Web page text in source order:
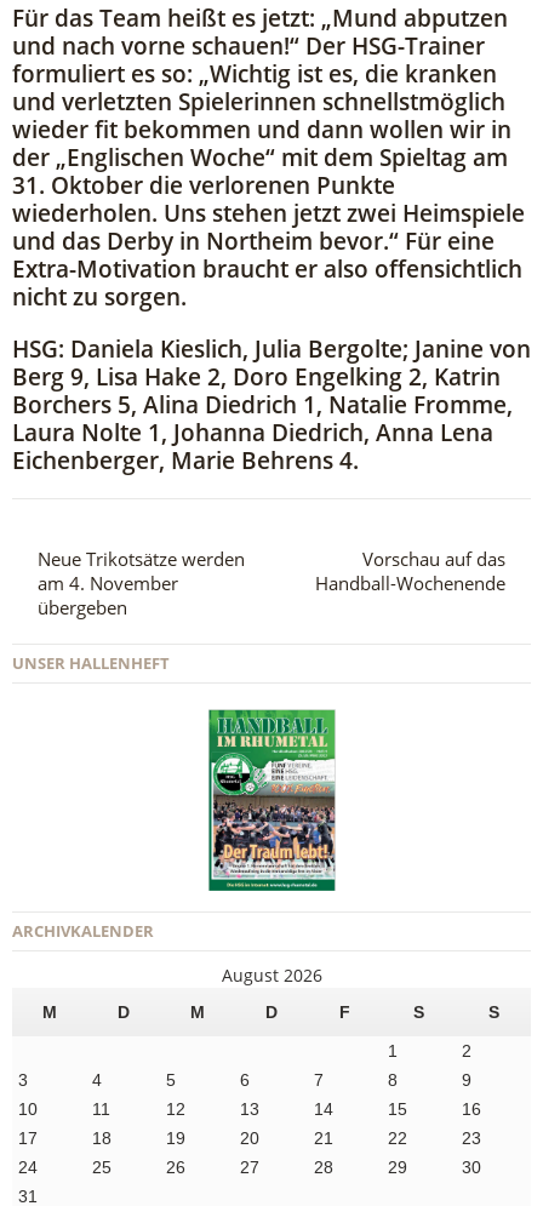
Für das Team heißt es jetzt: „Mund abputzen
und nach vorne schauen!“ Der HSG-Trainer
formuliert es so: „Wichtig ist es, die kranken
und verletzten Spielerinnen schnellstmöglich
wieder fit bekommen und dann wollen wir in
der „Englischen Woche“ mit dem Spieltag am
31. Oktober die verlorenen Punkte
wiederholen. Uns stehen jetzt zwei Heimspiele
und das Derby in Northeim bevor.“ Für eine
Extra-Motivation braucht er also offensichtlich
nicht zu sorgen.
HSG: Daniela Kieslich, Julia Bergolte; Janine von
Berg 9, Lisa Hake 2, Doro Engelking 2, Katrin
Borchers 5, Alina Diedrich 1, Natalie Fromme,
Laura Nolte 1, Johanna Diedrich, Anna Lena
Eichenberger, Marie Behrens 4.
Neue Trikotsätze werden
am 4. November
übergeben
Vorschau auf das
Handball-Wochenende
UNSER HALLENHEFT
ARCHIVKALENDER
August 2026
M D M D F S
S
1
2
3
4 5 6 7 8
9
10
11 12 13 14 15
16
17
18 19 20 21 22
23
24
25 26 27 28 29
30
31